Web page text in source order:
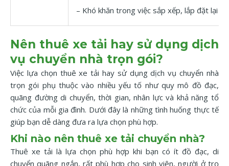
– Khó khăn trong việc sắp xếp, lắp đặt lại ở
Nên thuê xe tải hay sử dụng dịch
vụ chuyển nhà trọn gói?
Việc lựa chọn thuê xe tải hay sử dụng dịch vụ chuyển nhà
trọn gói phụ thuộc vào nhiều yếu tố như quy mô đồ đạc,
quãng đường di chuyển, thời gian, nhân lực và khả năng tổ
chức của mỗi gia đình. Dưới đây là những tình huống thực tế
giúp bạn dễ dàng đưa ra lựa chọn phù hợp.
Khi nào nên thuê xe tải chuyển nhà?
Thuê xe tải là lựa chọn phù hợp khi bạn có ít đồ đạc, di
chuyển quãng ngắn, rất phù hợp cho sinh viên, người ở trọ